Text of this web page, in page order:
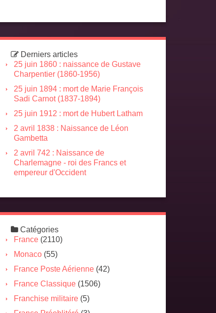
Derniers articles
25 juin 1860 : naissance de Gustave
Charpentier (1860-1956)
25 juin 1894 : mort de Marie François
Sadi Carnot (1837-1894)
25 juin 1912 : mort de Hubert Latham
2 avril 1838 : Naissance de Léon
Gambetta
2 avril 742 : Naissance de
Charlemagne - roi des Francs et
empereur d'Occident
Catégories
France (2110)
Monaco (55)
France Poste Aérienne (42)
France Classique (1506)
Franchise militaire (5)